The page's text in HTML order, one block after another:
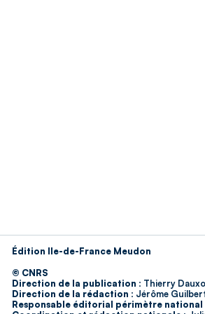
Édition Ile-de-France Meudon
© CNRS
Direction de la publication : Thierry
Direction de la rédaction : Jérôme
Responsable éditorial périmètre national